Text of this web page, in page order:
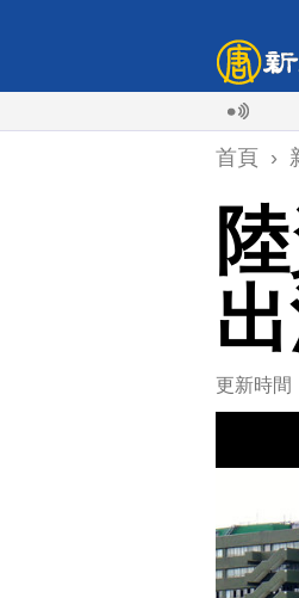
首頁 ›
更新時間